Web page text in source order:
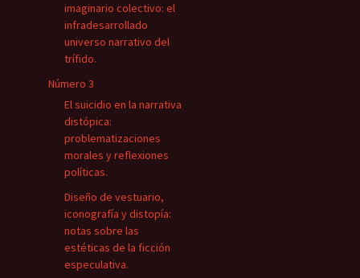
imaginario colectivo: el
infradesarrollado
universo narrativo del
trífido.
Número 3
El suicidio en la narrativa
distópica:
problematizaciones
morales y reflexiones
políticas.
Diseño de vestuario,
iconografía y distopía:
notas sobre las
estéticas de la ficción
especulativa.